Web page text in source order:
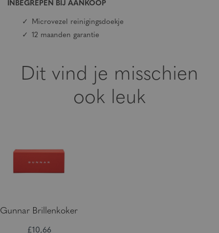
INBEGREPEN BIJ AANKOOP
Microvezel reinigingsdoekje
12 maanden garantie
Dit vind je misschien
ook leuk
Gunnar Brillenkoker
£10,66